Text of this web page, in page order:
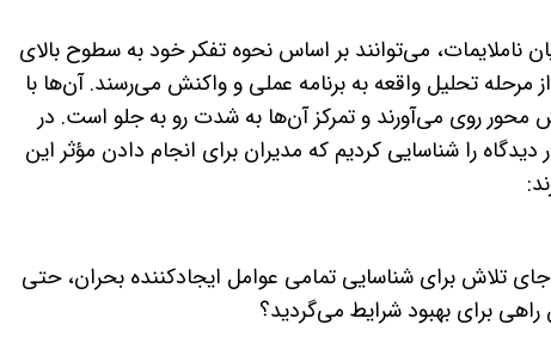
ناملایمات، می‌توانند بر اساس نحوه تفکر خود به سطوح بالای
مرحله تحلیل واقعه به برنامه عملی و واکنش می‌رسند. آن‌ها با
محور روی می‌آورند و تمرکز آن‌ها به شدت رو به جلو است. در
را شناسایی کردیم که مدیران برای انجام دادن مؤثر این
تلاش برای شناسایی تمامی عوامل ایجادکننده بحران، حتی
راهی برای بهبود شرایط می‌گردید؟